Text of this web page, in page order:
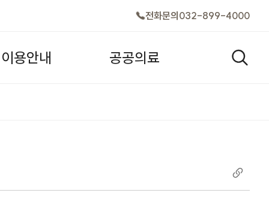
전화문의 032-899-4000
이용안내 공공의료 검색창